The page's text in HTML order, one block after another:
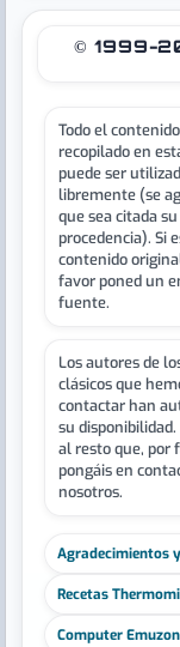
© 1999-
Todo el contenido
recopilado en
puede ser
libremente (se
que sea citada su
procedencia). Si
contenido
favor poned un
fuente.
Los autores de
clásicos que
contactar han
su disponibilidad.
al resto que, por
pongáis en
nosotros.
Agradecimientos
Recetas
Computer